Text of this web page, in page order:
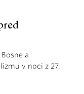
a
v noci z 27.